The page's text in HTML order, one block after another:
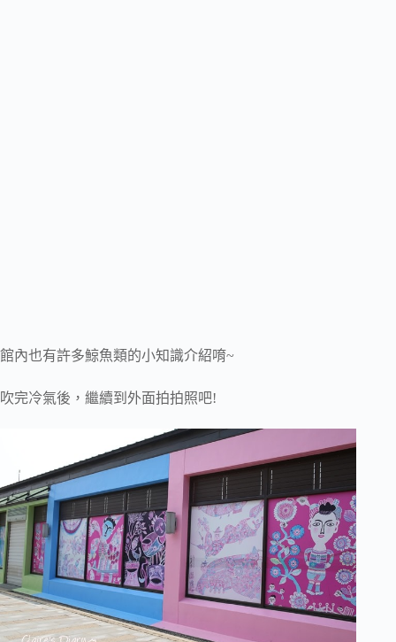
館內也有許多鯨魚類的小知識介紹唷~
吹完冷氣後，繼續到外面拍拍照吧!